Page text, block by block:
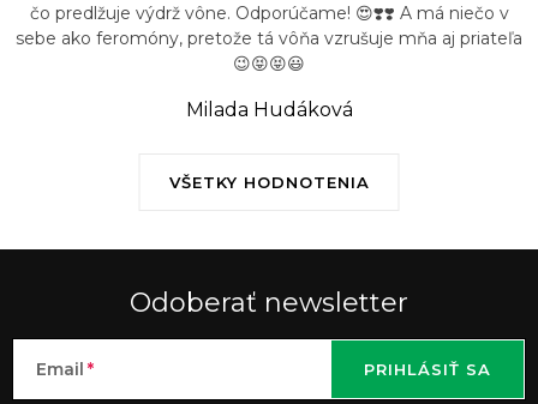
VŠETKY HODNOTENIA
čo predlžuje výdrž vône. Odporúčame! 😍❣️❣️ A má niečo v
sebe ako feromóny, pretože tá vôňa vzrušuje mňa aj priateľa
😉😝😝😃
Milada Hudáková
Odoberať newsletter
Email PRIHLÁSIŤ SA